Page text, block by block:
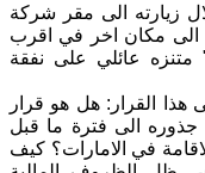
ذاته خلال زيارته الى مقر شركة
الى مكان اخر في اقرب
عائلي على نفقة
هذا القرار: هل هو قرار
جذوره الى فترة ما قبل
في الامارات؟ كيف